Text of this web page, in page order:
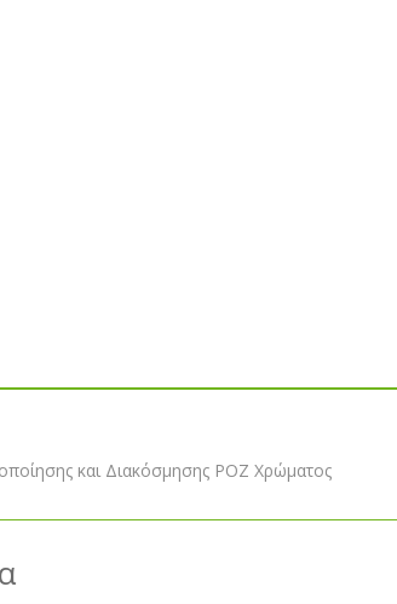
και Διακόσμησης ΡΟΖ Χρώματος